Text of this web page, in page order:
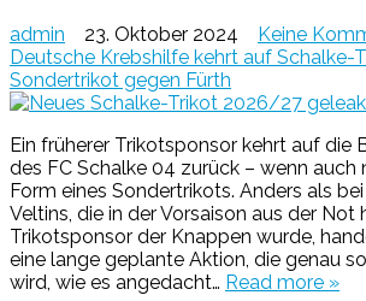
admin 23. Oktober 2024 Keine
Deutsche Krebshilfe kehrt auf Schalke-
Sondertrikot gegen Fürth
Ein früherer Trikotsponsor kehrt auf die
des FC Schalke 04 zurück – wenn auch
Form eines Sondertrikots. Anders als
Veltins, die in der Vorsaison aus der Not
Trikotsponsor der Knappen wurde,
eine lange geplante Aktion, die genau
wird, wie es angedacht… Read more »